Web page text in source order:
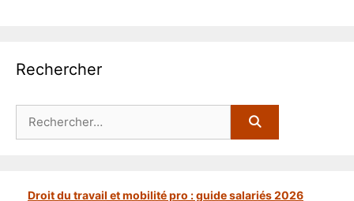
Rechercher
Droit du travail et mobilité pro : guide salariés 2026